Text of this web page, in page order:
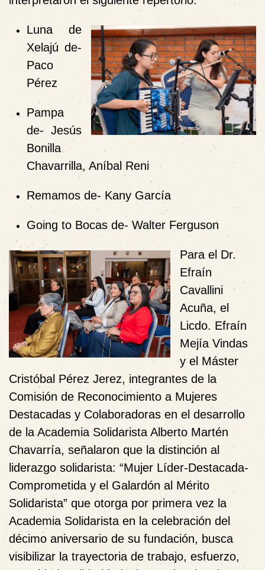
Luna de
Xelajú de-
Paco
Pérez
Pampa
de- Jesús
Bonilla
Chavarrilla, Aníbal Reni
Remamos de- Kany García
Going to Bocas de- Walter Ferguson
Para el Dr.
Efraín
Cavallini
Acuña, el
Licdo. Efraín
Mejía Vindas
y el Máster
Cristóbal Pérez Jerez, integrantes de la
Comisión de Reconocimiento a Mujeres
Destacadas y Colaboradoras en el desarrollo
de la Academia Solidarista Alberto Martén
Chavarría, señalaron que la distinción al
liderazgo solidarista: “Mujer Líder-Destacada-
Comprometida y el Galardón al Mérito
Solidarista” que otorga por primera vez la
Academia Solidarista en la celebración del
décimo aniversario de su fundación, busca
visibilizar la trayectoria de trabajo, esfuerzo,